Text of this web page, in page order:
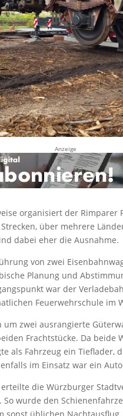
Anzeige
organisiert der Rimparer
über mehrere
dabei eher die Ausnahme.
von zwei
Planung und
war der
Feuerwehrschule im
zwei ausrangierte
Frachtstücke. Da beide
als Fahrzeug ein Tieflader,
im Einsatz war ein
die Würzburger
wurde den